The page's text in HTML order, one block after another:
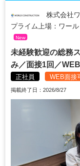
株式会社
プライム上場：ワー
New
未経験歓迎の総務
み／面接1回／
正社員 WEB面接
掲載終了日：2026/8/27